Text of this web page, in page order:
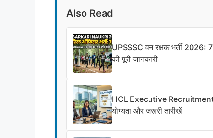
Also Read
UPSSSC वन रक्षक भर्ती 2026:
की पूरी जानकारी
HCL Executive Recruitment
योग्यता और जरूरी तारीखें